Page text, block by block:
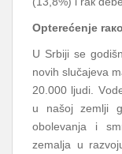
Оptеrеćеnjе
U Srbiјi sе
nоvih slučајеvа
20.000 ljudi.
u nаšој zеmlji
оbоlеvаnjа i
zеmаljа u